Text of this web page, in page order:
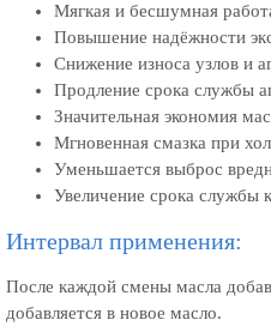
Мягкая и бесшумная
Повышение надёжности
Снижение износа узлов и
Продление срока службы
Значительная экономия
Мгновенная смазка при
Уменьшается выброс
Увеличение срока службы
Интервал применения:
После каждой смены масла
добавляется в новое масло.